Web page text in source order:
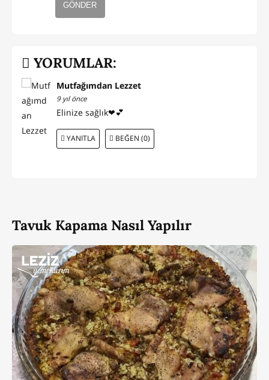
GÖNDER
YORUMLAR:
Mutfağımdan Lezzet
9 yıl önce
Elinize sağlık❤💕
YANITLA BEĞEN (0)
Tavuk Kapama Nasıl Yapılır